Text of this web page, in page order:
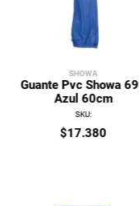
SHOWA
Guante Pvc Showa
Azul 60cm
SKU:
$17.380